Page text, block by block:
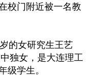
校门附近被一名教
的女研究生王艺
独女，是大连理工
级学生。